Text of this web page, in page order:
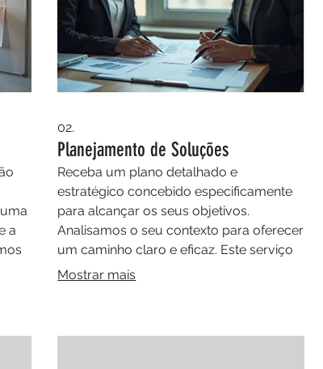
a
02.
Planejamento de Soluções
Receba um plano detalhado e
estratégico concebido especificamente
para alcançar os seus objetivos.
Analisamos o seu contexto para oferecer
um caminho claro e eficaz. Este serviço
garante que cada passo é
Mostrar mais